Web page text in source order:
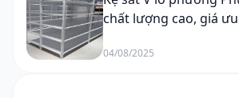
chất lượng cao, giá
04/08/2025